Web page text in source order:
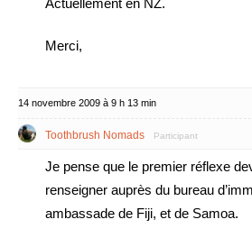
Actuellement en NZ.
Merci,
14 novembre 2009 à 9 h 13 min
Toothbrush Nomads Participant
Je pense que le premier réflexe
renseigner auprès du bureau
ambassade de Fiji, et de Samoa.